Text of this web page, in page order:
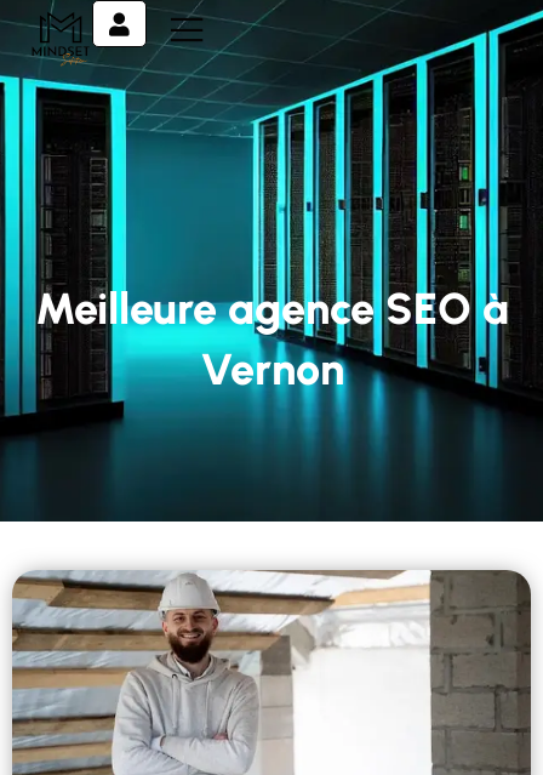
Meilleure agence SEO à
Vernon